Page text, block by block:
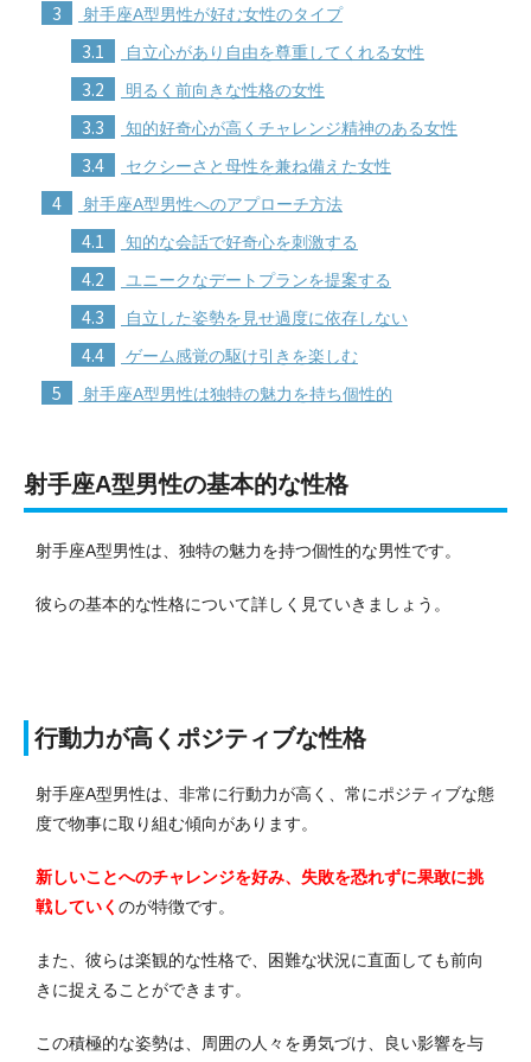
3 射手座A型男性が好む女性のタイプ
3.1 自立心があり自由を尊重してくれる女性
3.2 明るく前向きな性格の女性
3.3 知的好奇心が高くチャレンジ精神のある女性
3.4 セクシーさと母性を兼ね備えた女性
4 射手座A型男性へのアプローチ方法
4.1 知的な会話で好奇心を刺激する
4.2 ユニークなデートプランを提案する
4.3 自立した姿勢を見せ過度に依存しない
4.4 ゲーム感覚の駆け引きを楽しむ
5 射手座A型男性は独特の魅力を持ち個性的
射手座A型男性の基本的な性格
射手座A型男性は、独特の魅力を持つ個性的な男性です。
彼らの基本的な性格について詳しく見ていきましょう。
行動力が高くポジティブな性格
射手座A型男性は、非常に行動力が高く、常にポジティブな態
度で物事に取り組む傾向があります。
新しいことへのチャレンジを好み、失敗を恐れずに果敢に挑
戦していく のが特徴です。
また、彼らは楽観的な性格で、困難な状況に直面しても前向
きに捉えることができます。
この積極的な姿勢は、周囲の人々を勇気づけ、良い影響を与